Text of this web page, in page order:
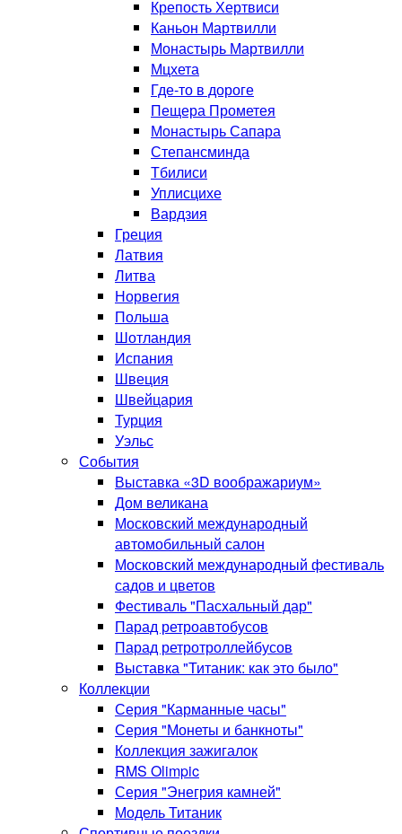
Крепость Хертвиси
Каньон Мартвилли
Монастырь Мартвилли
Мцхета
Где-то в дороге
Пещера Прометея
Монастырь Сапара
Степансминда
Тбилиси
Уплисцихе
Вардзия
Греция
Латвия
Литва
Норвегия
Польша
Шотландия
Испания
Швеция
Швейцария
Турция
Уэльс
События
Выставка «3D воображариум»
Дом великана
Московский международный
автомобильный салон
Московский международный фестиваль
садов и цветов
Фестиваль "Пасхальный дар"
Парад ретроавтобусов
Парад ретротроллейбусов
Выставка "Титаник: как это было"
Коллекции
Серия "Карманные часы"
Серия "Монеты и банкноты"
Коллекция зажигалок
RMS Olimpic
Серия "Энегрия камней"
Модель Титаник